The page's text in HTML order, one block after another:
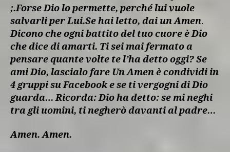
;.Forse Dio lo permette, perché lui vuole
salvarli per Lui.Se hai letto, dai un Amen.
Dicono che ogni battito del tuo cuore è Dio
che dice di amarti. Ti sei mai fermato a
pensare quante volte te l’ha detto oggi? Se
ami Dio, lascialo fare Un Amen è condividi in
4 gruppi su Facebook e se ti vergogni di Dio
guarda… Ricorda: Dio ha detto: se mi neghi
tra gli uomini, ti negherò davanti al padre…
Amen. Amen.